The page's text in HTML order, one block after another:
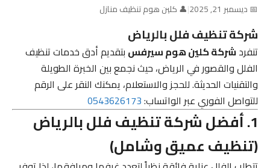
📅 ديسمبر 21, 2025 |👤 كلين هوم تنظيف منازل
شركة تنظيف فلل بالرياض
تنفردشركة كلين هوم سيرفسبتقديم أدق خدمات تنظيف
الفلل والقصور في الرياض، حيث نجمع بين الخبرة الطويلة
والتقنيات الحديثة. للحجز والاستعلام، يمكنك النقر على الرقم
للتواصل الفوري عبر الواتساب:0543626173
1. أفضل شركة تنظيف فلل بالرياض
(تنظيف عميق وشامل)